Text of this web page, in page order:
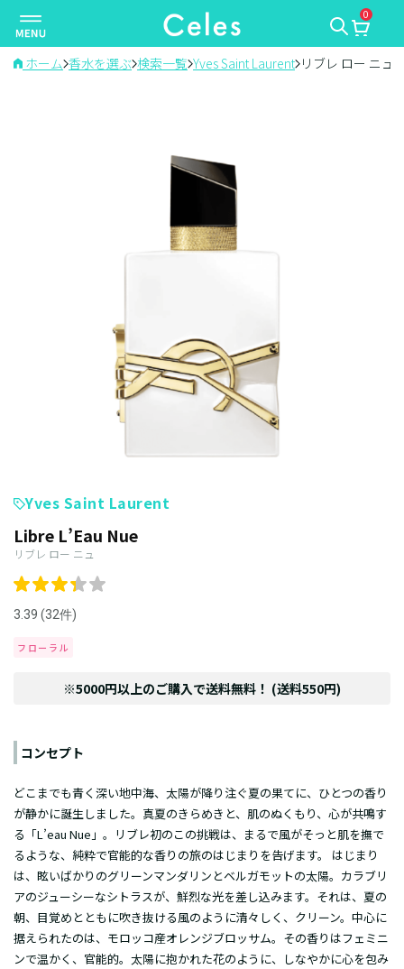
ナ
ビ
ゲ
0
ホーム 香水を選ぶ 検索一覧 Yves Saint Laurent リブレ ロー ニュ
Yves Saint Laurent
Libre L’Eau Nue
リブレ ロー ニュ
3.39 (32件)
フローラル
※5000円以上のご購入で送料無料！ (送料550円)
コンセプト
どこまでも青く深い地中海、太陽が降り注ぐ夏の果てに、ひとつの香り
が静かに誕生しました。真夏のきらめきと、肌のぬくもり、心が共鳴す
る「L’eau Nue」。リブレ初のこの挑戦は、まるで風がそっと肌を撫で
るような、純粋で官能的な香りの旅のはじまりを告げます。 はじまり
は、眩いばかりのグリーンマンダリンとベルガモットの太陽。カラブリ
アのジューシーなシトラスが、鮮烈な光を差し込みます。それは、夏の
朝、目覚めとともに吹き抜ける風のように清々しく、クリーン。中心に
据えられたのは、モロッコ産オレンジブロッサム。その香りはフェミニ
ンで温かく、官能的。太陽に抱かれた花のように、しなやかに心を包み